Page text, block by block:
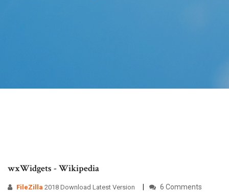
wxWidgets - Wikipedia
FileZilla 2018 Download Latest Version 6 Comments